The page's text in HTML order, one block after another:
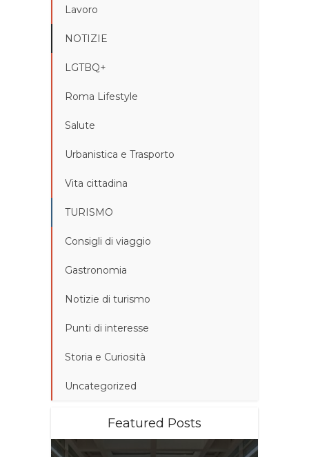
Lavoro
NOTIZIE
LGTBQ+
Roma Lifestyle
Salute
Urbanistica e Trasporto
Vita cittadina
TURISMO
Consigli di viaggio
Gastronomia
Notizie di turismo
Punti di interesse
Storia e Curiosità
Uncategorized
Featured Posts